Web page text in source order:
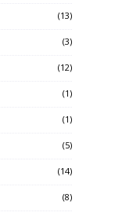
(13)
(3)
(12)
(1)
(1)
(5)
(14)
(8)